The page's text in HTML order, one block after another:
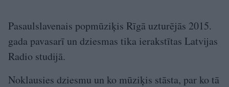
Pasaulslavenais popmūziķis Rīgā uzturējās 2015.
gada pavasarī un dziesmas tika ierakstītas Latvijas
Radio studijā.
Noklausies dziesmu un ko mūziķis stāsta, par ko tā